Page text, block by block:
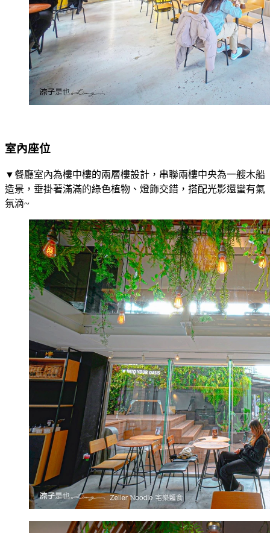
室內座位
▼餐廳室內為樓中樓的兩層樓設計，串聯兩樓中央為一艘木船
造景，垂掛著滿滿的綠色植物、燈飾交錯，搭配光影還蠻有氣
氛滴~